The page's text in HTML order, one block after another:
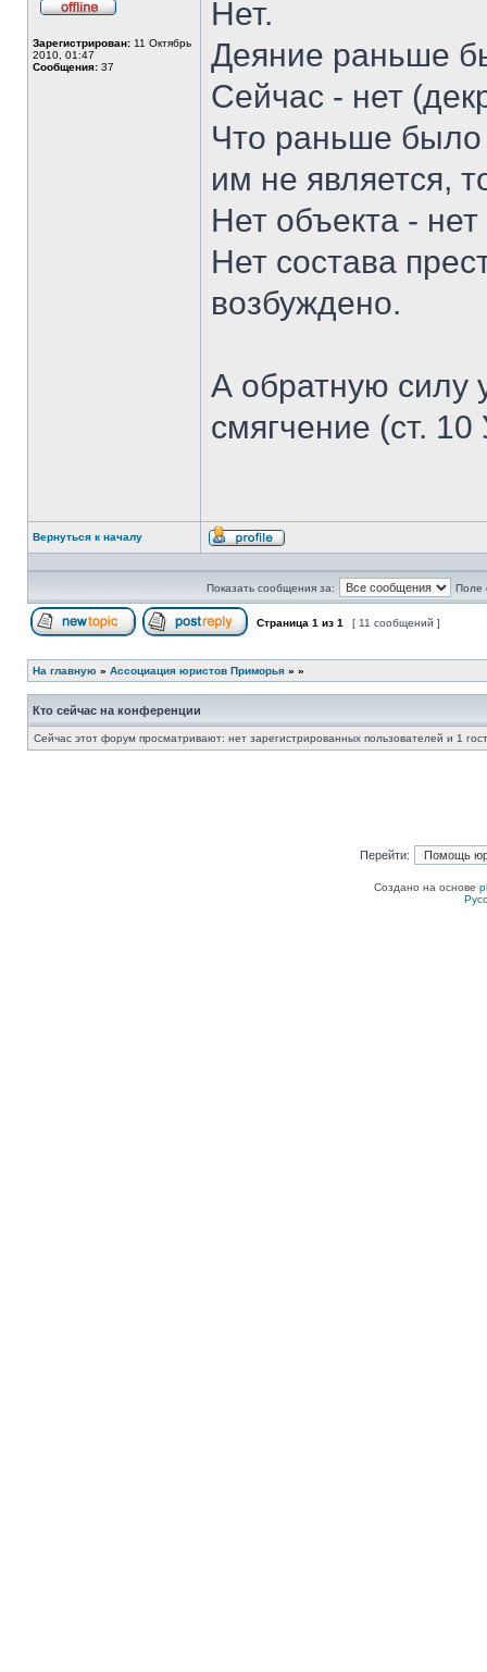
сети
Зарегистрирован: 11 Октябрь
2010, 01:47
Сообщения: 37
Нет.
Деяние раньше
Сейчас - нет
Что раньше было
им не является,
Нет объекта -
Нет состава
возбуждено.
А обратную силу
смягчение (ст.
Вернуться к началу
Профиль
Показать сообщения за: Поле
Страница 1 из 1 [ 11 сообщений ]
На главную » Ассоциация юристов Приморья » »
Кто сейчас на конференции
Сейчас этот форум просматривают: нет зарегистрированных пользователей и 1
Перейти:
Создано на основе